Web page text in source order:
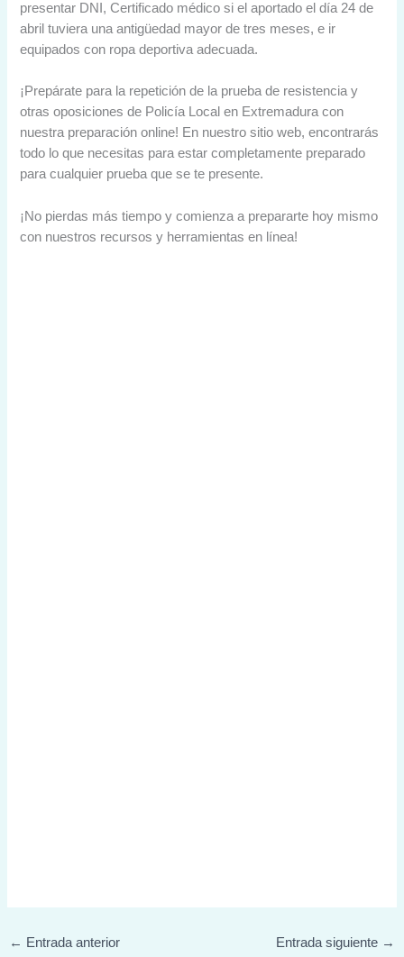
presentar DNI, Certificado médico si el aportado el día 24 de
abril tuviera una antigüedad mayor de tres meses, e ir
equipados con ropa deportiva adecuada.
¡Prepárate para la repetición de la prueba de resistencia y
otras oposiciones de Policía Local en Extremadura con
nuestra preparación online! En nuestro sitio web, encontrarás
todo lo que necesitas para estar completamente preparado
para cualquier prueba que se te presente.
¡No pierdas más tiempo y comienza a prepararte hoy mismo
con nuestros recursos y herramientas en línea!
← Entrada anterior Entrada siguiente →